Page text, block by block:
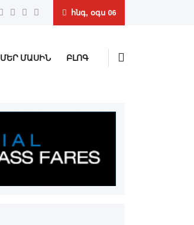
հնգ, օգս 06
ՄԵՐ ՄԱՍԻՆ
ԲԼՈԳ